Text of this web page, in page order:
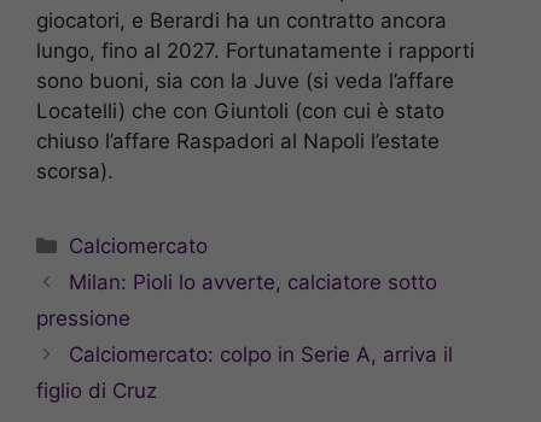
giocatori, e Berardi ha un contratto ancora
lungo, fino al 2027. Fortunatamente i rapporti
sono buoni, sia con la Juve (si veda l’affare
Locatelli) che con Giuntoli (con cui è stato
chiuso l’affare Raspadori al Napoli l’estate
scorsa).
Categorie
Calciomercato
Milan: Pioli lo avverte, calciatore sotto
pressione
Calciomercato: colpo in Serie A, arriva il
figlio di Cruz